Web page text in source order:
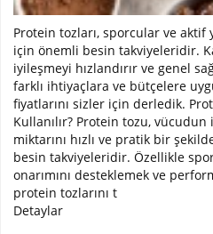
Vitaminler
Atıştırmalıklar
Sipariş
Takibi
Kombinasyonlar
Kampanyalar
Protein tozları, sporcular ve
için önemli besin takviyeleridir.
iyileşmeyi hızlandırır ve genel
farklı ihtiyaçlara ve bütçelere
fiyatlarını sizler için derledik.
Kullanılır? Protein tozu,
miktarını hızlı ve pratik bir
besin takviyeleridir. Özellikle
onarımını desteklemek ve
protein tozlarını t
Detaylar